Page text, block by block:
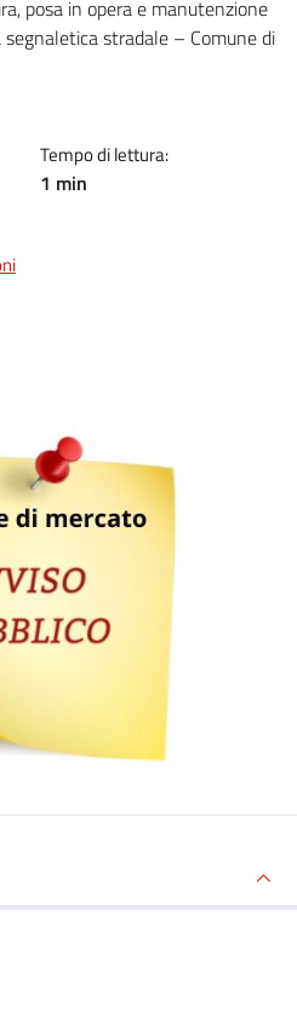
posa in opera e manutenzione
stradale – Comune di
Tempo di lettura:
1 min